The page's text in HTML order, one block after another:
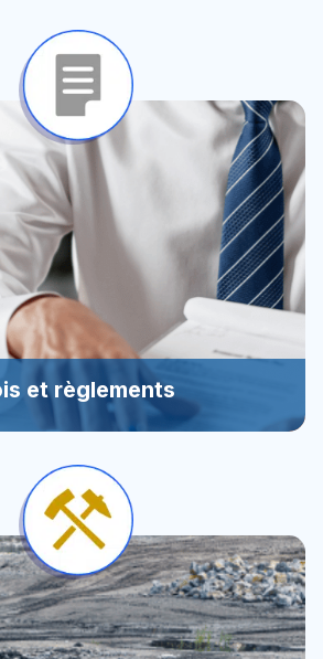
et gestion de projet
du client est la base d’une
conception réussie.
et règlements
et règlements
sécurité et profiter de notre
l’application règlementaire.